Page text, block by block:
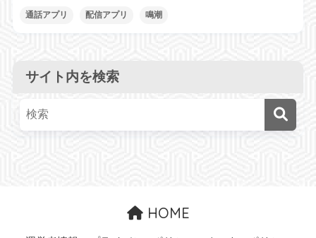
通話アプリ 配信アプリ 鳴潮
サイト内を検索
HOME